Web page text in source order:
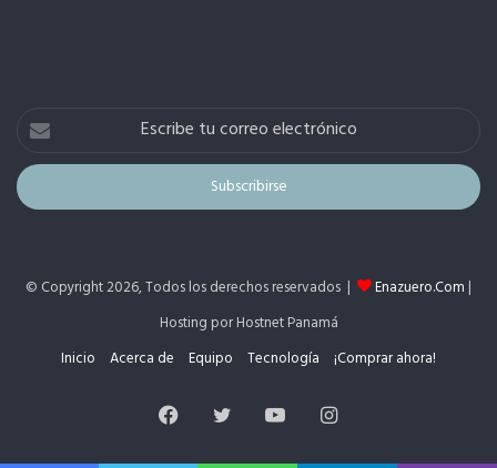
Escribe
correo
electrónico
© Copyright 2026, Todos los derechos reservados | Enazuero.Com |
Hosting por Hostnet Panamá
Inicio
Acerca de Equipo Tecnología ¡Comprar ahora!
FacebookTwitterYouTubeInstagram